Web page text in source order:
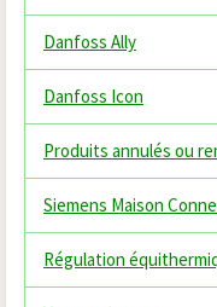
Danfoss Ally
Danfoss Icon
Produits annulés ou
Siemens Maison
Régulation